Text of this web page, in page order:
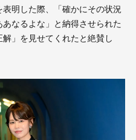
明した際、「確かにその状況
なるよな」と納得させられた
」を見せてくれたと絶賛し